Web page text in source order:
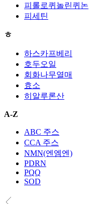
피롤로퀴놀린퀴논
피세틴
ㅎ
하스카프베리
호두오일
회화나무열매
효소
히알루론산
A-Z
ABC 주스
CCA 주스
NMN(엔엠엔)
PDRN
PQQ
SOD